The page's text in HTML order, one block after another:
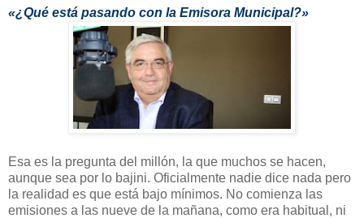
«¿Qué está pasando con la Emisora Municipal?»
Esa es la pregunta del millón, la que muchos se hacen,
aunque sea por lo bajini. Oficialmente nadie dice nada pero
la realidad es que está bajo mínimos. No comienza las
emisiones a las nueve de la mañana, como era habitual, ni